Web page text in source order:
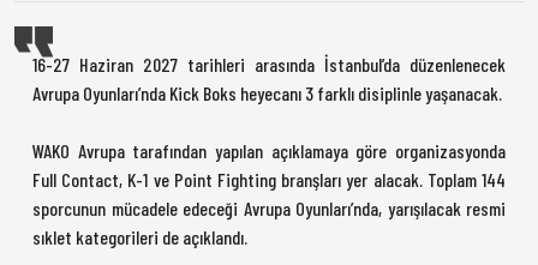
16-27 Haziran 2027 tarihleri arasında İstanbul’da düzenlenecek
Avrupa Oyunları’nda Kick Boks heyecanı 3 farklı disiplinle yaşanacak.
WAKO Avrupa tarafından yapılan açıklamaya göre organizasyonda
Full Contact, K-1 ve Point Fighting branşları yer alacak. Toplam 144
sporcunun mücadele edeceği Avrupa Oyunları’nda, yarışılacak resmi
sıklet kategorileri de açıklandı.